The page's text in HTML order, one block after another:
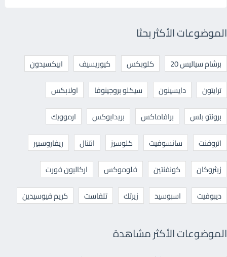
الموضوعات الأكثر بحثا
برشام سياليس 20 كلوبكس كيوريسيف
ابيكسيدون
ترايتون
دايسينون سيكلو بروجينوفا
اولابكس
برونتو بلس
برافاماكس بريدابوكس
ارموويك
اتروفنت
سانسوفيت كلوسيز انتنال
ريفاروسبير
زيثروكان
كونفنتين فلوموكس
اركاليون فورت
ديبوفيت
اسبوسيد زيرتك تلفاست كريم فيوسيدين
الموضوعات الأكثر مشاهدة